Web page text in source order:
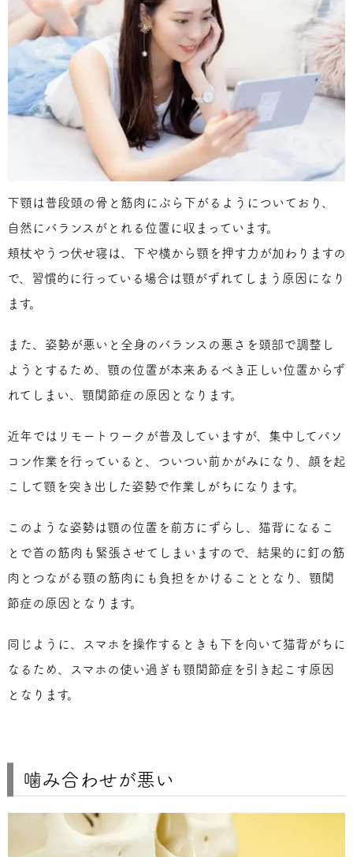
下顎は普段頭の骨と筋肉にぶら下がるようについており、
自然にバランスがとれる位置に収まっています。
頬杖やうつ伏せ寝は、下や横から顎を押す力が加わりますの
で、習慣的に行っている場合は顎がずれてしまう原因になり
ます。
また、姿勢が悪いと全身のバランスの悪さを頭部で調整し
ようとするため、顎の位置が本来あるべき正しい位置からず
れてしまい、顎関節症の原因となります。
近年ではリモートワークが普及していますが、集中してパソ
コン作業を行っていると、ついつい前かがみになり、顔を起
こして顎を突き出した姿勢で作業しがちになります。
このような姿勢は顎の位置を前方にずらし、猫背になるこ
とで首の筋肉も緊張させてしまいますので、結果的に釘の筋
肉とつながる顎の筋肉にも負担をかけることとなり、顎関
節症の原因となります。
同じように、スマホを操作するときも下を向いて猫背がちに
なるため、スマホの使い過ぎも顎関節症を引き起こす原因
となります。
噛み合わせが悪い